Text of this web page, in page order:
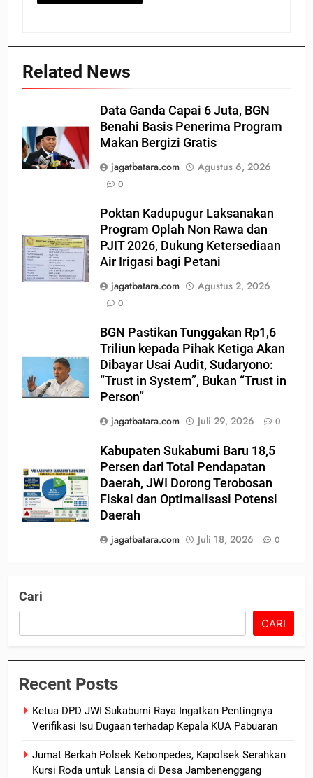
Related News
Data Ganda Capai 6 Juta, BGN
Benahi Basis Penerima Program
Makan Bergizi Gratis
jagatbatara.com
Agustus 6, 2026
0
Poktan Kadupugur Laksanakan
Program Oplah Non Rawa dan
PJIT 2026, Dukung Ketersediaan
Air Irigasi bagi Petani
jagatbatara.com
Agustus 2, 2026
0
BGN Pastikan Tunggakan Rp1,6
Triliun kepada Pihak Ketiga Akan
Dibayar Usai Audit, Sudaryono:
“Trust in System”, Bukan “Trust in
Person”
jagatbatara.com
Juli 29, 2026 0
Kabupaten Sukabumi Baru 18,5
Persen dari Total Pendapatan
Daerah, JWI Dorong Terobosan
Fiskal dan Optimalisasi Potensi
Daerah
jagatbatara.com
Juli 18, 2026 0
Cari
CARI
Recent Posts
Ketua DPD JWI Sukabumi Raya Ingatkan Pentingnya
Verifikasi Isu Dugaan terhadap Kepala KUA Pabuaran
Jumat Berkah Polsek Kebonpedes, Kapolsek Serahkan
Kursi Roda untuk Lansia di Desa Jambenenggang